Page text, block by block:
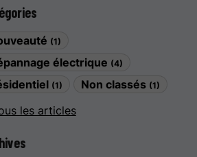
(1)
électrique (4)
(1) Non classés (1)
les articles